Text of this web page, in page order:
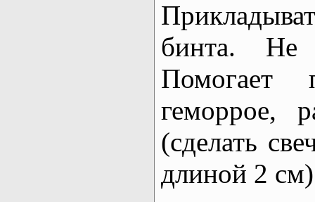
бинта. Не
Помогает
геморрое,
(сделать
длиной 2